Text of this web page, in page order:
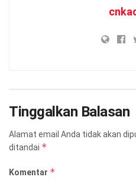
Tinggalkan Balasan
Alamat email Anda tidak akan
ditandai *
Komentar *